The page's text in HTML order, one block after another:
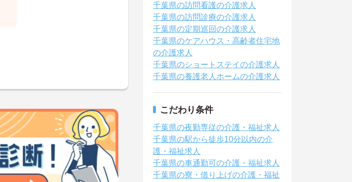
千葉県の訪問看護の介護求人
千葉県の訪問診療の介護求人
千葉県の定期巡回の介護求人
千葉県のケアハウス・高齢者住宅地
の介護求人
千葉県のショートステイの介護求人
千葉県の養護老人ホームの介護求人
こだわり条件
千葉県の夜勤専従の介護・福祉求人
千葉県の駅から徒歩10分以内の介
護・福祉求人
千葉県の車通勤可の介護・福祉求人
千葉県の寮・借り上げの介護・福祉